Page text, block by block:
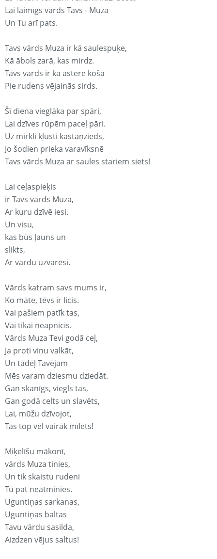
Lai laimīgs vārds Tavs - Muza
Un Tu arī pats.
Tavs vārds Muza ir kā saulespuķe,
Kā ābols zarā, kas mirdz.
Tavs vārds ir kā astere koša
Pie rudens vējainās sirds.
Šī diena vieglāka par spāri,
Lai dzīves rūpēm paceļ pāri.
Uz mirkli kļūsti kastaņzieds,
Jo šodien prieka varavīksnē
Tavs vārds Muza ar saules stariem siets!
Lai ceļaspieķis
ir Tavs vārds Muza,
Ar kuru dzīvē iesi.
Un visu,
kas būs ļauns un
slikts,
Ar vārdu uzvarēsi.
Vārds katram savs mums ir,
Ko māte, tēvs ir licis.
Vai pašiem patīk tas,
Vai tikai neapnicis.
Vārds Muza Tevi godā ceļ,
Ja proti viņu valkāt,
Un tādēļ Tavējam
Mēs varam dziesmu dziedāt.
Gan skanīgs, viegls tas,
Gan godā celts un slavēts,
Lai, mūžu dzīvojot,
Tas top vēl vairāk mīlēts!
Miķelīšu mākonī,
vārds Muza tinies,
Un tik skaistu rudeni
Tu pat neatminies.
Uguntiņas sarkanas,
Uguntiņas baltas
Tavu vārdu sasilda,
Aizdzen vējus saltus!